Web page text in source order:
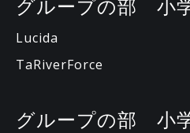
グループの部 小
Lucida
TaRiverForce
グループの部 小